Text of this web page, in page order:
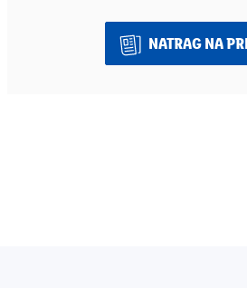
NATRAG NA